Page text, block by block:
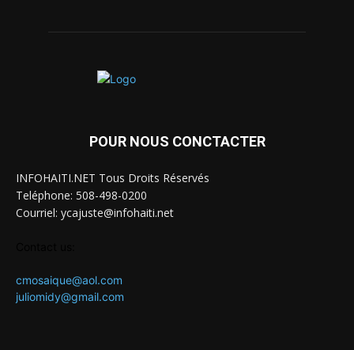
POUR NOUS CONCTACTER
INFOHAITI.NET Tous Droits Réservés
Teléphone: 508-498-0200
Courriel: ycajuste@infohaiti.net
cmosaique@aol.com
juliomidy@gmail.com